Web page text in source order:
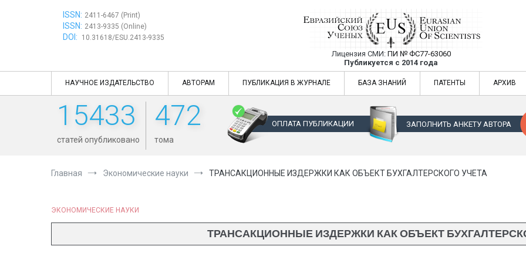
ISSN: 2411-6467 (Print)
ISSN: 2413-9335 (Online)
DOI: 10.31618/ESU.2413-9335
Евразийский Союз Ученых —
Лицензия СМИ: ПИ № ФС77-63060
Публикуется с 2014 года
Евразийский Союз Ученых — публикация научных статей в
НАУЧНОЕ ИЗДАТЕЛЬСТВО АВТОРАМ ПУБЛИКАЦИЯ В ЖУРНАЛЕ БАЗА ЗНАНИЙ ПАТЕНТЫ АРХИВ
15433
статей опубликовано
472
тома
ОПЛАТА ПУБЛИКАЦИИ ЗАПОЛНИТЬ АНКЕТУ АВТОРА
Главная Экономические науки ТРАНСАКЦИОННЫЕ ИЗДЕРЖКИ КАК ОБЪЕКТ БУХГАЛТЕРСКОГО УЧЕТА
ЭКОНОМИЧЕСКИЕ НАУКИ
ТРАНСАКЦИОННЫЕ ИЗДЕРЖКИ КАК ОБЪЕКТ